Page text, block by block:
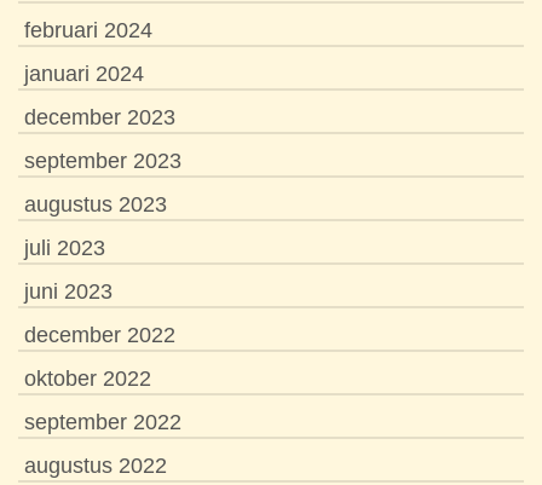
februari 2024
januari 2024
december 2023
september 2023
augustus 2023
juli 2023
juni 2023
december 2022
oktober 2022
september 2022
augustus 2022